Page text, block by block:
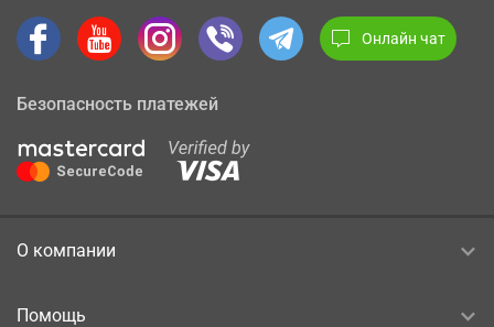
Онлайн чат
Безопасность платежей
О компании
Помощь